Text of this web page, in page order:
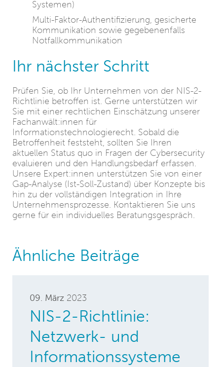
Systemen)
Multi-Faktor-Authentifizierung, gesicherte
Kommunikation sowie gegebenenfalls
Notfallkommunikation
Ihr nächster Schritt
Prüfen Sie, ob Ihr Unternehmen von der NIS-2-
Richtlinie betroffen ist. Gerne unterstützen wir
Sie mit einer rechtlichen Einschätzung unserer
Fachanwält:innen für
Informationstechnologierecht. Sobald die
Betroffenheit feststeht, sollten Sie Ihren
aktuellen Status quo in Fragen der Cybersecurity
evaluieren und den Handlungsbedarf erfassen.
Unsere Expert:innen unterstützen Sie von einer
Gap-Analyse (Ist-Soll-Zustand) über Konzepte bis
hin zu der vollständigen Integration in Ihre
Unternehmensprozesse. Kontaktieren Sie uns
gerne für ein individuelles Beratungsgespräch.
Ähnliche Beiträge
09. März 2023
NIS-2-Richtlinie:
Netzwerk- und
Informationssysteme